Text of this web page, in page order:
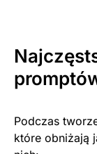
Podczas
które obniżają